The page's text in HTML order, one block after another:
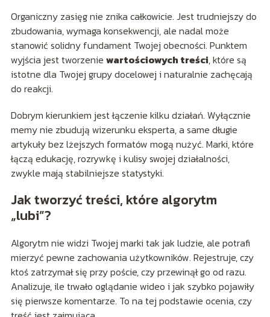
Organiczny zasięg nie znika całkowicie. Jest trudniejszy do
zbudowania, wymaga konsekwencji, ale nadal może
stanowić solidny fundament Twojej obecności. Punktem
wyjścia jest tworzenie wartościowych treści, które są
istotne dla Twojej grupy docelowej i naturalnie zachęcają
do reakcji.
Dobrym kierunkiem jest łączenie kilku działań. Wyłącznie
memy nie zbudują wizerunku eksperta, a same długie
artykuły bez lżejszych formatów mogą nużyć. Marki, które
łączą edukację, rozrywkę i kulisy swojej działalności,
zwykle mają stabilniejsze statystyki.
Jak tworzyć treści, które algorytm
„lubi”?
Algorytm nie widzi Twojej marki tak jak ludzie, ale potrafi
mierzyć pewne zachowania użytkowników. Rejestruje, czy
ktoś zatrzymał się przy poście, czy przewinął go od razu.
Analizuje, ile trwało oglądanie wideo i jak szybko pojawiły
się pierwsze komentarze. To na tej podstawie ocenia, czy